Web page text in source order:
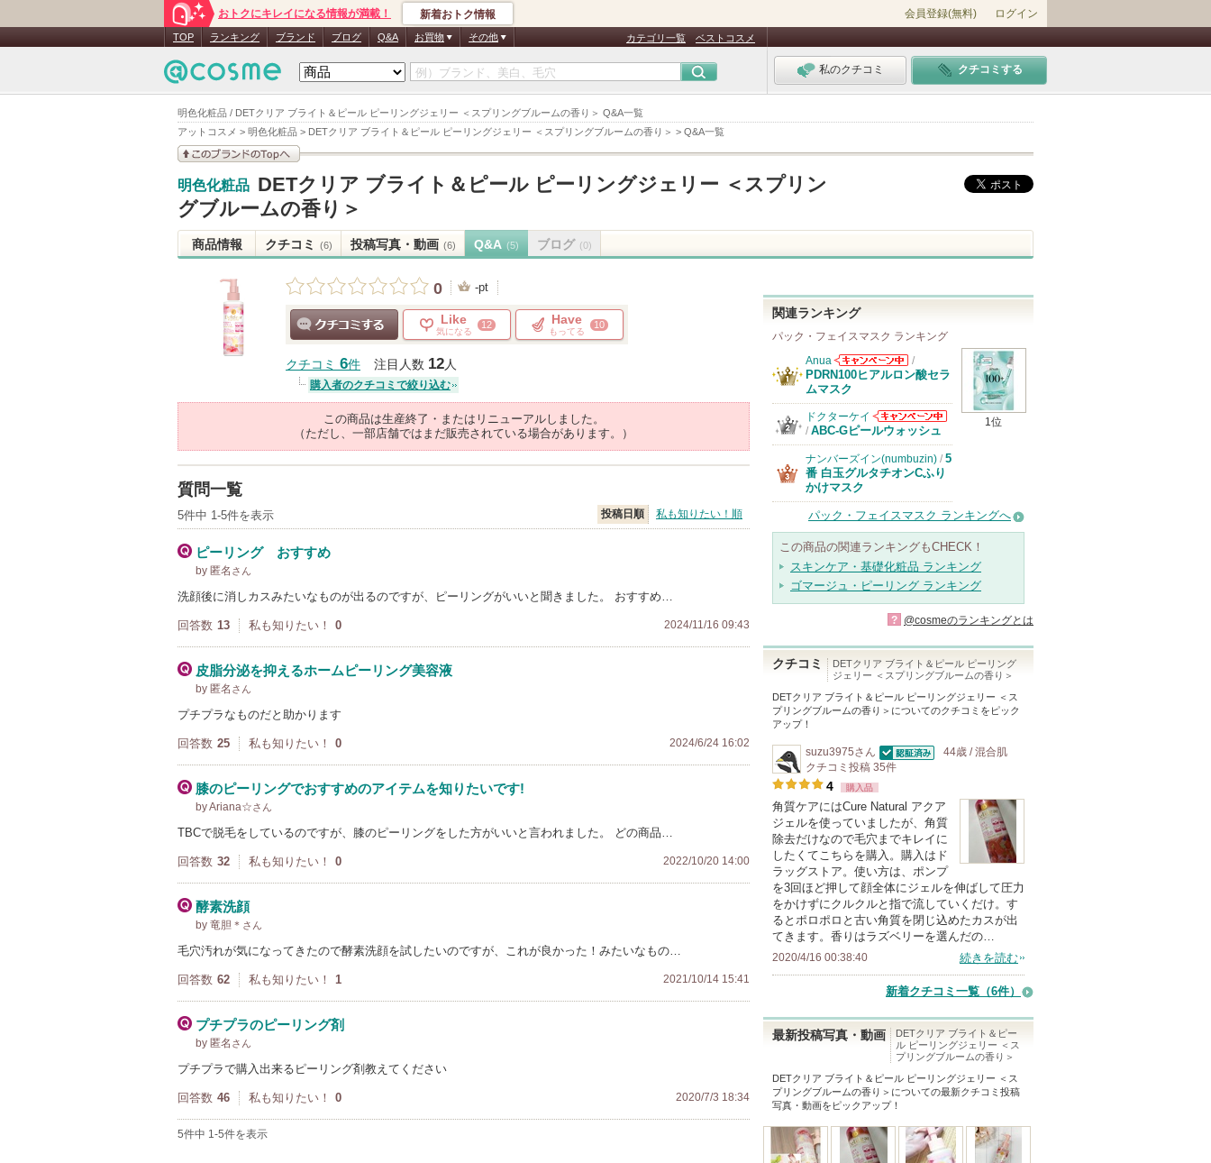
明色化粧品 / DETクリア ブライト＆ピール ピーリングジェリー ＜スプリングブルームの香り＞ Q&A一覧
アットコスメ > 明色化粧品 > DETクリア ブライト＆ピール ピーリングジェリー ＜スプリングブルームの香り＞ > Q&A一覧
おトクにキレイになる情報が満載！ 新着おトク情報 会員登録(無料) ログイン
TOP ランキング ブランド ブログ Q&A お買物 その他 カテゴリ一覧 ベストコスメ
私のクチコミ クチコミする
見る
明色化粧品 DETクリア ブライト＆ピール ピーリングジェリー ＜スプリン
グブルームの香り＞
商品情報 クチコミ (6) 投稿写真・動画 (6) Q&A (5) ブログ (0)
0 -pt
Like
気になる
12 Have
もってる
10
クチコミ 6件 注目人数 12人
購入者のクチコミで絞り込む
この商品は生産終了・またはリニューアルしました。
（ただし、一部店舗ではまだ販売されている場合があります。）
質問一覧
5件中 1-5件を表示 投稿日順 私も知りたい！順
ピーリング おすすめ
by 匿名 さん
洗顔後に消しカスみたいなものが出るのですが、ピーリングがいいと聞きました。 おすすめ…
回答数 13 私も知りたい！ 0 2024/11/16 09:43
皮脂分泌を抑えるホームピーリング美容液
by 匿名 さん
プチプラなものだと助かります
回答数 25 私も知りたい！ 0 2024/6/24 16:02
膝のピーリングでおすすめのアイテムを知りたいです!
by Ariana☆さん
TBCで脱毛をしているのですが、膝のピーリングをした方がいいと言われました。 どの商品…
回答数 32 私も知りたい！ 0 2022/10/20 14:00
酵素洗顔
by 竜胆＊ さん
毛穴汚れが気になってきたので酵素洗顔を試したいのですが、これが良かった！みたいなもの…
回答数 62 私も知りたい！ 1 2021/10/14 15:41
プチプラのピーリング剤
by 匿名 さん
プチプラで購入出来るピーリング剤教えてください
回答数 46 私も知りたい！ 0 2020/7/3 18:34
5件中 1-5件を表示
関連ランキング
パック・フェイスマスク ランキング
1位
Anua
Anuaからのお
知らせがありま
/
PDRN100ヒアルロン酸セラ
ムマスク
ドクターケイ
ドクターケイか
らのお知らせが
あります
/ ABC-Gピールウォッシュ
ナンバーズイン(numbuzin) / 5
番 白玉グルタチオンCふり
かけマスク
パック・フェイスマスク ランキングへ
この商品の関連ランキングもCHECK！
スキンケア・基礎化粧品 ランキング
ゴマージュ・ピーリング ランキング
? @cosmeのランキングとは
クチコミ
DETクリア ブライト＆ピール ピーリング
ジェリー ＜スプリングブルームの香り＞
DETクリア ブライト＆ピール ピーリングジェリー ＜ス
プリングブルームの香り＞ についてのクチコミをピック
アップ！
suzu3975さん
認証済
44歳 / 混合肌
クチコミ投稿 35件
4 購入品
角質ケアにはCure Natural アクア
ジェルを使っていましたが、角質
除去だけなので毛穴までキレイに
したくてこちらを購入。購入はド
ラッグストア。使い方は、ポンプ
を3回ほど押して顔全体にジェルを伸ばして圧力
をかけずにクルクルと指で流していくだけ。す
るとポロポロと古い角質を閉じ込めたカスが出
てきます。香りはラズベリーを選んだの…
2020/4/16 00:38:40 続きを読む
新着クチコミ一覧 （6件）
最新投稿写真・動画
DETクリア ブライト＆ピー
ル ピーリングジェリー ＜ス
プリングブルームの香り＞
DETクリア ブライト＆ピール ピーリングジェリー ＜ス
プリングブルームの香り＞ についての最新クチコミ投稿
写真・動画をピックアップ！